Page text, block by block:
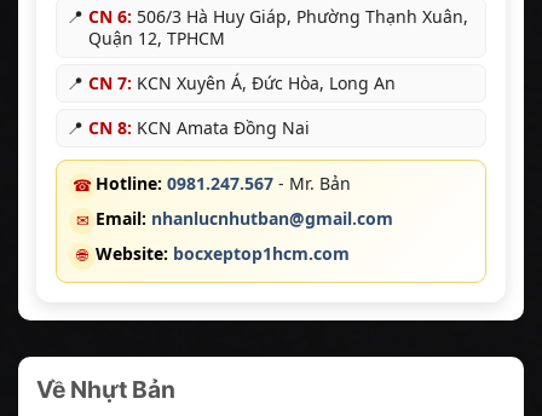
📍 CN 6: 506/3 Hà Huy Giáp, Phường Thạnh Xuân,
Quận 12, TPHCM
📍 CN 7: KCN Xuyên Á, Đức Hòa, Long An
📍 CN 8: KCN Amata Đồng Nai
☎ Hotline: 0981.247.567 - Mr. Bản
✉ Email: nhanlucnhutban@gmail.com
🌐 Website: bocxeptop1hcm.com
Về Nhựt Bản